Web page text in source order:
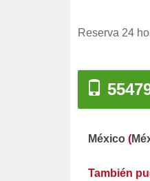
Reserva 24
México (
También